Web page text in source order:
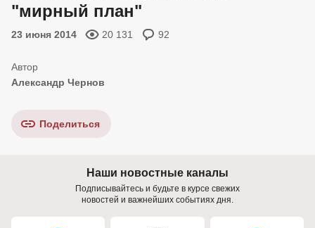
"мирный план"
23 июня 2014 20 131 92
Александр Чернов
Поделиться
Наши новостные каналы
Подписывайтесь и будьте в курсе свежих
новостей и важнейших событиях дня.